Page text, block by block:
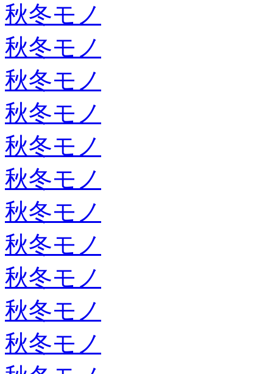
秋冬モノ
秋冬モノ
秋冬モノ
秋冬モノ
秋冬モノ
秋冬モノ
秋冬モノ
秋冬モノ
秋冬モノ
秋冬モノ
秋冬モノ